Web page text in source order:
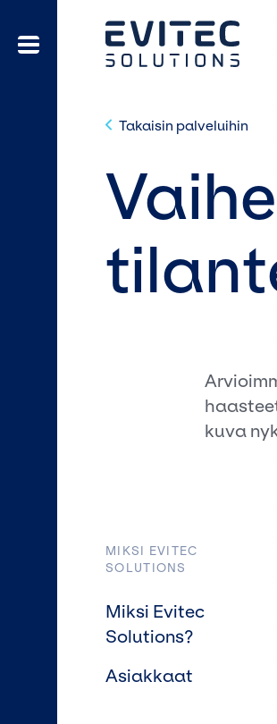
Takaisin palveluihin
kuva
MIKSI EVITEC
SOLUTIONS
Miksi Evitec
Solutions?
Asiakkaat